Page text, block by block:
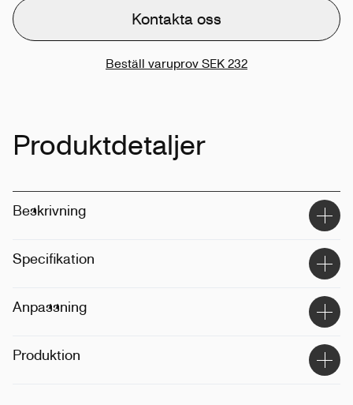
Kontakta oss
Beställ varuprov SEK 232
Produktdetaljer
Beskrivning
Specifikation
Material:100% ekologiskt bomull
Anpassa:Unisex, regular
Anpassning
Tekniker:Broderi
Produktion